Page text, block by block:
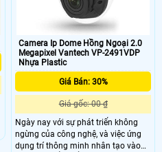
Camera Ip Dome Hồng Ngoại 2.0
Megapixel Vantech VP-2491VDP
Nhựa Plastic
Giá Bán: 30%
Giá gốc: 00 ₫
Ngày nay với sự phát triển không
ngừng của công nghệ, và việc ứng
dụng trí thông minh nhân tạo vào